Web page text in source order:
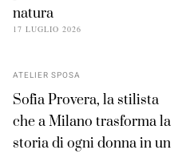
natura
17 LUGLIO 2026
ATELIER SPOSA
Sofia Provera, la stilista
che a Milano trasforma la
storia di ogni donna in un